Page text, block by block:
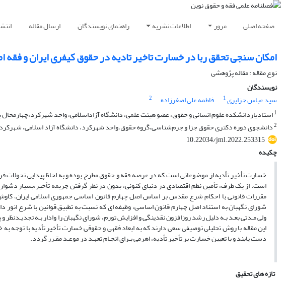
صفحه اصلی مرور اطلاعات نشریه راهنمای نویسندگان ارسال مقاله
امکان سنجی تحقق ربا در خسارت تاخیر تادیه در حقوق کیفری ایران و فقه
نوع مقاله : مقاله پژوهشی
نویسندگان
سید عباس جزایری1 فاطمه علی اصغرزاده
2
1استادیاردانشکده علوم انسانی و حقوق، عضو هیئت علمی، دانشگاه آزاداسلامی، واحد شهرکرد،چهارمحال
2دانشجوی دوره دکتری حقوق جزا و جرم‌شناسی،گروه حقوق،واحد شهرکرد، دانشگاه آزاد اسلامی،
10.22034/jml.2022.253315
چکیده
خسارت تأخیر تأدیه از موضوعاتى است که در عرصه فقه و حقوق مطرح بوده و به لحاظ پیدایى تحولات
است. از یک طرف، تأمین نظم اقتصادى در دنیاى کنونى، بدون در نظر گرفتن جریمه تأخیر،بسیار
مقررات قانونى با احکام شرع مقدس بر اساس اصل چهارم قانون اساسى جمهورى اسلامى ایران،
شورای نگهبان به استناد اصل چهارم قانون اساسی، وظیفه ای که نسبت به تطبیق قوانین با شرع انور
ولی مـدتی بعـد بـه دلیل رشد روزافزون نقدینگی و افزایش تورم، شورای نگهبان را وادار بـه
این مقاله با روش تحلیلی توصیفی سعى دارند که به ابعاد فقهى و حقوقى خسارت تأخیر تأدیه با توجه
دست یابند و با تعیین خسارت بر تأخیر تأدیه، اهرمی بـرای انجـام تعهـد در موعـد مقـرر گردد.
تازه های تحقیق